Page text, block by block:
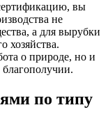
вы
не
а для вырубки
хозяйства.
о природе, но и
по типу